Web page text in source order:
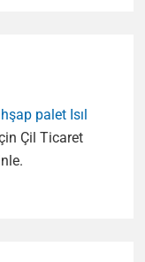
palet Isıl
Çil Ticaret